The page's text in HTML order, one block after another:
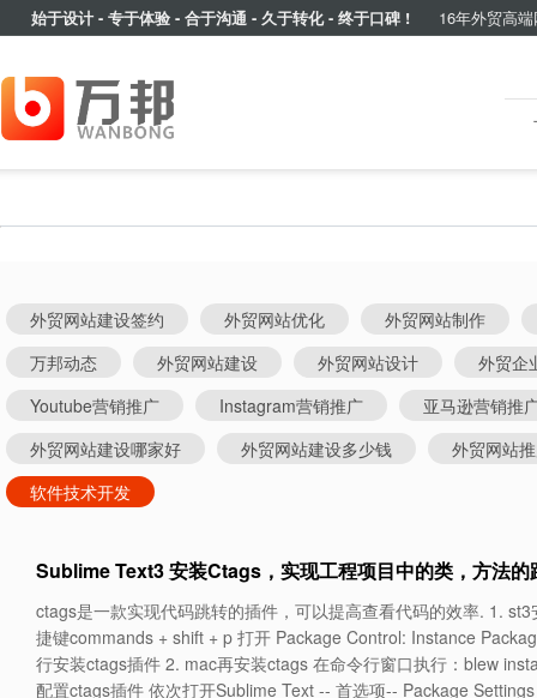
始于设计 - 专于体验 - 合于沟通 - 久于转化 - 终于口碑 !16年外贸高端网
外贸网站建设签约 外贸网站优化
外贸网站制作
万邦动态
外贸网站建设 外贸网站设计
外贸企
Youtube营销推广
Instagram营销推广
亚马逊营销推
外贸网站建设哪家好
外贸网站建设多少钱
外贸网站
软件技术开发
Sublime Text3 安装Ctags，实现工程项目中的类，方法的
ctags是一款实现代码跳转的插件，可以提高查看代码的效率. 1.
捷键commands + shift + p 打开 Package Control: Instance
行安装ctags插件 2. mac再安装ctags 在命令行窗口执行：blew
配置ctags插件 依次打开Sublime Text -- 首选项-- Package